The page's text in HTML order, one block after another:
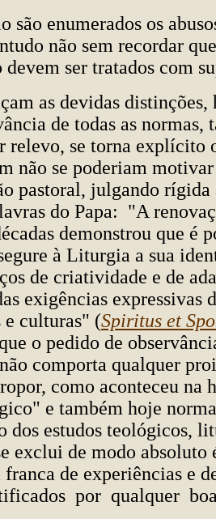
enumerados os
não sem recordar
devem ser tratados com
as devidas distinções,
de todas as normas,
relevo, se torna explícito
não se poderiam motivar
pastoral, julgando
do Papa: "A
demonstrou que é
à Liturgia a sua
de criatividade e de
exigências expressivas
e culturas" (Spiritus et
o pedido de
comporta qualquer
como aconteceu na
e também hoje
dos estudos teológicos,
exclui de modo absoluto
de experiências e
por qualquer